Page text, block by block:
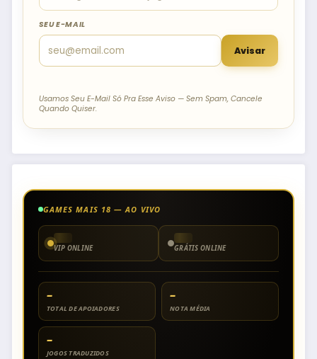
SEU E-MAIL
Avisar
Usamos Seu E-Mail Só Pra Esse Aviso — Sem Spam, Cancele
Quando Quiser.
GAMES MAIS 18 — AO VIVO
VIP ONLINE GRÁTIS ONLINE
–
TOTAL DE APOIADORES
–
NOTA MÉDIA
–
JOGOS TRADUZIDOS